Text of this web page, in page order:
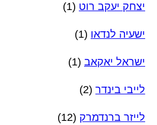
יצחק יעקב רוט (1)
ישעיה לנדאו (1)
ישראל יאקאב (1)
לייבי בינדר (2)
לייזר ברנדמרק (12)